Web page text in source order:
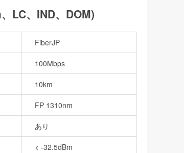
LC、IND、DOM)
FiberJP
100Mbps
10km
FP 1310nm
あり
< -32.5dBm